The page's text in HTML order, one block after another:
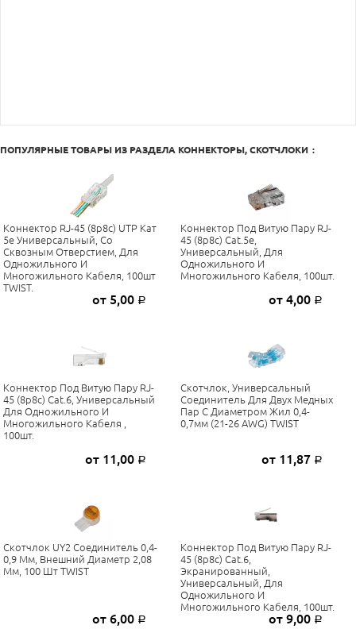
ПОПУЛЯРНЫЕ ТОВАРЫ ИЗ РАЗДЕЛА КОННЕКТОРЫ, СКОТЧЛОКИ :
Коннектор RJ-45 (8p8c) UTP Кат
5е Универсальный, Со
Сквозным Отверстием, Для
Одножильного И
Многожильного Кабеля, 100шт
TWIST.
от 5,00 Р
Коннектор Под Витую Пару RJ-
45 (8p8c) Cat.5е,
Универсальный, Для
Одножильного И
Многожильного Кабеля, 100шт.
от 4,00 Р
Коннектор Под Витую Пару RJ-
45 (8p8c) Cat.6, Универсальный
Для Одножильного И
Многожильного Кабеля ,
100шт.
от 11,00 Р
Скотчлок, Универсальный
Соединитель Для Двух Медных
Пар С Диаметром Жил 0,4-
0,7мм (21-26 AWG) TWIST
от 11,87 Р
Скотчлок UY2 Соединитель 0,4-
0,9 Мм, Внешний Диаметр 2,08
Мм, 100 Шт TWIST
от 6,00 Р
Коннектор Под Витую Пару RJ-
45 (8p8c) Cat.6,
Экранированный,
Универсальный, Для
Одножильного И
Многожильного Кабеля, 100шт.
от 9,00 Р